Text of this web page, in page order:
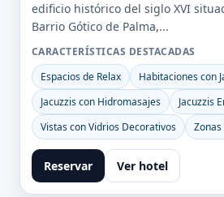
edificio histórico del siglo XVI
Barrio Gótico de Palma,...
CARACTERÍSTICAS DESTACADAS
Espacios de Relax
Habitaciones con
Jacuzzis con Hidromasajes
Jacuzzis
Vistas con Vidrios Decorativos
Reservar Ver hotel